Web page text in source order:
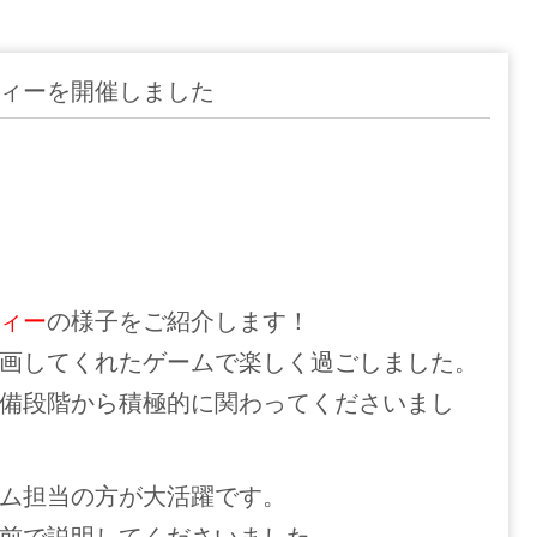
ーを開催しました
ーの様子をご紹介します！
してくれたゲームで楽しく過ごしました。
段階から積極的に関わってくださいまし
担当の方が大活躍です。